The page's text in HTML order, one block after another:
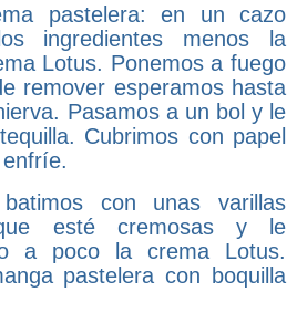
pastelera: en un cazo
ingredientes menos la
Lotus. Ponemos a fuego
remover esperamos hasta
Pasamos a un bol y le
Cubrimos con papel
con unas varillas
esté cremosas y le
a poco la crema Lotus.
pastelera con boquilla